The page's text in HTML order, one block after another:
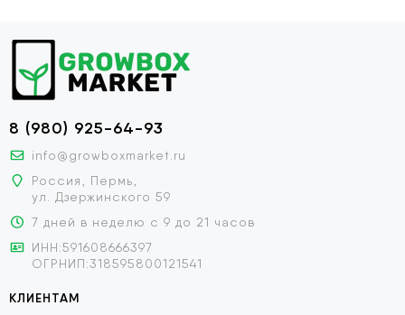
8 (980) 925-64-93
info@growboxmarket.ru
Россия, Пермь,
ул. Дзержинского 59
7 дней в неделю с 9 до 21 часов
ИНН:591608666397
ОГРНИП:318595800121541
КЛИЕНТАМ